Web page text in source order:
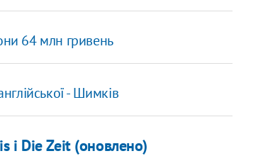
64 млн гривень
- Шимків
і Die Zeit (оновлено)